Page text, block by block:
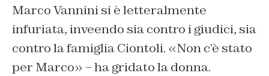
Marco Vannini si è letteralmente
infuriata, inveendo sia contro i giudici, sia
contro la famiglia Ciontoli. «Non c’è stato
per Marco» – ha gridato la donna.